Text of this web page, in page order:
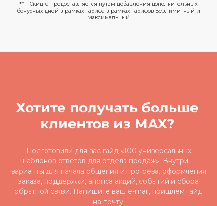
** - Скидка предоставляется путем добавления дополнительных
бонусных дней в рамках тарифа в рамках тарифов Безлимитный и
Максимальный
Хотите получать больше
клиентов из MAX?
Подготовили для вас гайд «100 универсальных
шаблонов ответов для отдела продаж». Внутри —
варианты для начала общения и прогрева, оформления
заказа, поддержки, анонса акций, событий и сбора
обратной связи. Напишите ваш e-mail, пришлем гайд
на почту.